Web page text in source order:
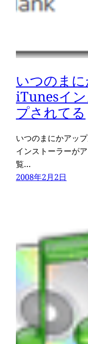
いつのま
iTunesイ
プされてる
いつのまにかアッ
インストーラーが
覧…
2008年2月2日